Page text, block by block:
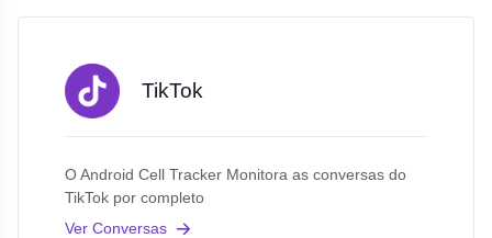
TikTok
O Android Cell Tracker Monitora as conversas do
TikTok por completo
Ver Conversas